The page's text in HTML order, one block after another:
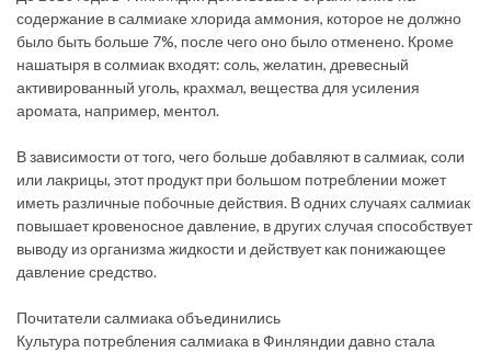
содержание в салмиаке хлорида аммония, которое не должно
было быть больше 7%, после чего оно было отменено. Кроме
нашатыря в солмиак входят: соль, желатин, древесный
активированный уголь, крахмал, вещества для усиления
аромата, например, ментол.
В зависимости от того, чего больше добавляют в салмиак, соли
или лакрицы, этот продукт при большом потреблении может
иметь различные побочные действия. В одних случаях салмиак
повышает кровеносное давление, в других случая способствует
выводу из организма жидкости и действует как понижающее
давление средство.
Почитатели салмиака объединились
Культура потребления салмиака в Финляндии давно стала